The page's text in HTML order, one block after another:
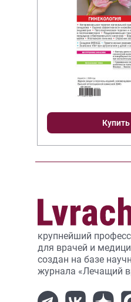
крупнейший
для врачей и
создан на базе
журнала «Лечащий